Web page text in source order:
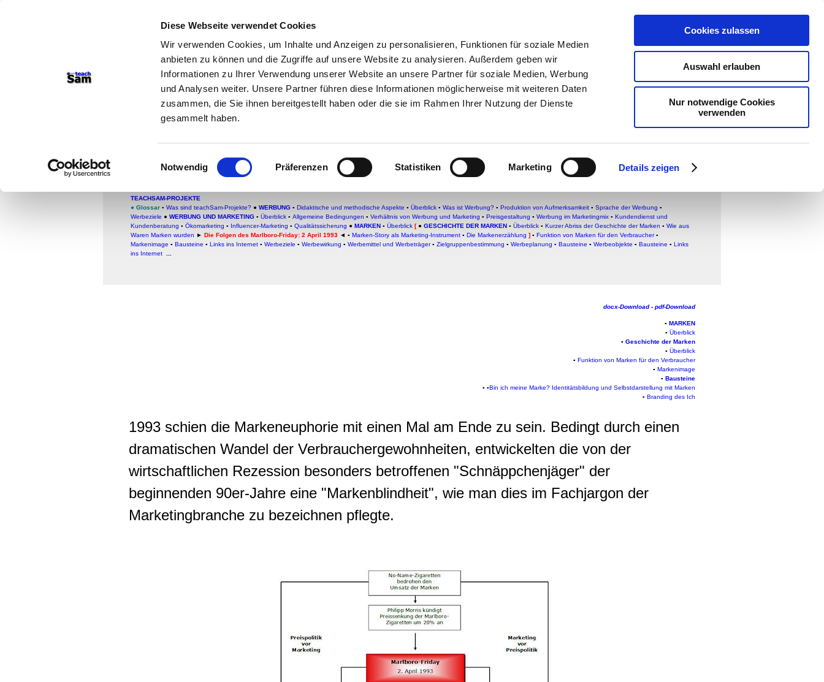
Diese Webseite verwendet Cookies
Wir verwenden Cookies, um Inhalte und Anzeigen zu personalisieren, Funktionen für soziale Medien
anbieten zu können und die Zugriffe auf unsere Website zu analysieren. Außerdem geben wir
Informationen zu Ihrer Verwendung unserer Website an unsere Partner für soziale Medien, Werbung
und Analysen weiter. Unsere Partner führen diese Informationen möglicherweise mit weiteren Daten
zusammen, die Sie ihnen bereitgestellt haben oder die sie im Rahmen Ihrer Nutzung der Dienste
gesammelt haben.
Einwilligungsauswahl
Notwendig Präferenzen Statistiken Marketing Details zeigen
Cookies zulassen
Auswahl erlauben
Nur notwendige Cookies
verwenden
teachSam- Arbeitsbereiche:
Arbeitstechniken-Deutsch-Geschichte-Politik-Pädagogik-Psychologie
-Methodik und Didaktik -Projekte-So navigiert man auf teachSam
So sucht man auf teachSam-teachSam braucht Werbung
Geschichte der Marken
Die Folgen des Marlboro-Friday am2. April 1993
Strukturierte Textwiedergabe Kontinuierliche Sachtexte analysieren
TEACHSAM-PROJEKTE
● Glossar ▪ Was sind teachSam-Projekte? ● WERBUNG ▪ Didaktische und methodische Aspekte ▪ Überblick ▪ Was ist Werbung? ▪ Produktion von Aufmerksamkeit ▪ Sprache der Werbung ▪
Werbeziele ● WERBUNG UND MARKETING ▪ Überblick ▪ Allgemeine Bedingungen ▪ Verhältnis von Werbung und Marketing ▪ Preisgestaltung ▪ Werbung im Marketingmix ▪ Kundendienst und
Kundenberatung ▪ Ökomarketing ▪ Influencer-Marketing ▪ Qualitätssicherung ● MARKEN ▪ Überblick [ ● GESCHICHTE DER MARKEN ▪ Überblick ▪ Kurzer Abriss der Geschichte der Marken ▪ Wie aus
Waren Marken wurden ► Die Folgen des Marlboro-Friday: 2 April 1993 ◄ ▪ Marken-Story als Marketing-Instrument ▪ Die Markenerzählung ] ▪ Funktion von Marken für den Verbraucher▪
Markenimage ▪ Bausteine ▪ Links ins Internet ▪ Werbeziele ▪ Werbewirkung ▪ Werbemittel und Werbeträger ▪ Zielgruppenbestimmung ▪ Werbeplanung ▪ Bausteine ▪ Werbeobjekte ▪ Bausteine ▪ Links
ins Internet
docx-Download- pdf-Download
▪ MARKEN
▪ Überblick
▪ Geschichte der Marken
▪ Überblick
▪ Funktion von Marken für den Verbraucher
▪ Markenimage
▪ Bausteine
▪ ▪Bin ich meine Marke? Identitätsbildung und Selbstdarstellung mit Marken
▪ Branding des Ich
1993 schien die Markeneuphorie mit einen Mal am Ende zu sein. Bedingt durch einen
dramatischen Wandel der Verbrauchergewohnheiten, entwickelten die von der
wirtschaftlichen Rezession besonders betroffenen "Schnäppchenjäger" der
beginnenden 90er-Jahre eine "Markenblindheit", wie man dies im Fachjargon der
Marketingbranche zu bezeichnen pflegte.